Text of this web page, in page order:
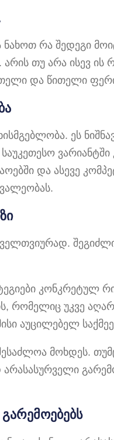
რა შედეგი
თუ არა ისევ
და წითელი
ეს
ვარიანტში
და ასევე
კონკრეტულ
რომელიც უკვე
აუცილებელ
მოხდეს.
არასასურველი